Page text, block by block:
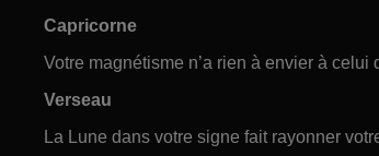
Capricorne
Votre magnétisme n’a rien à envier à celui
Verseau
La Lune dans votre signe fait rayonner